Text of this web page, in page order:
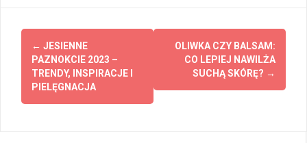
Post
navigation
← JESIENNE
PAZNOKCIE 2023 –
TRENDY, INSPIRACJE I
PIELĘGNACJA
OLIWKA CZY BALSAM:
CO LEPIEJ NAWILŻA
SUCHĄ SKÓRĘ? →